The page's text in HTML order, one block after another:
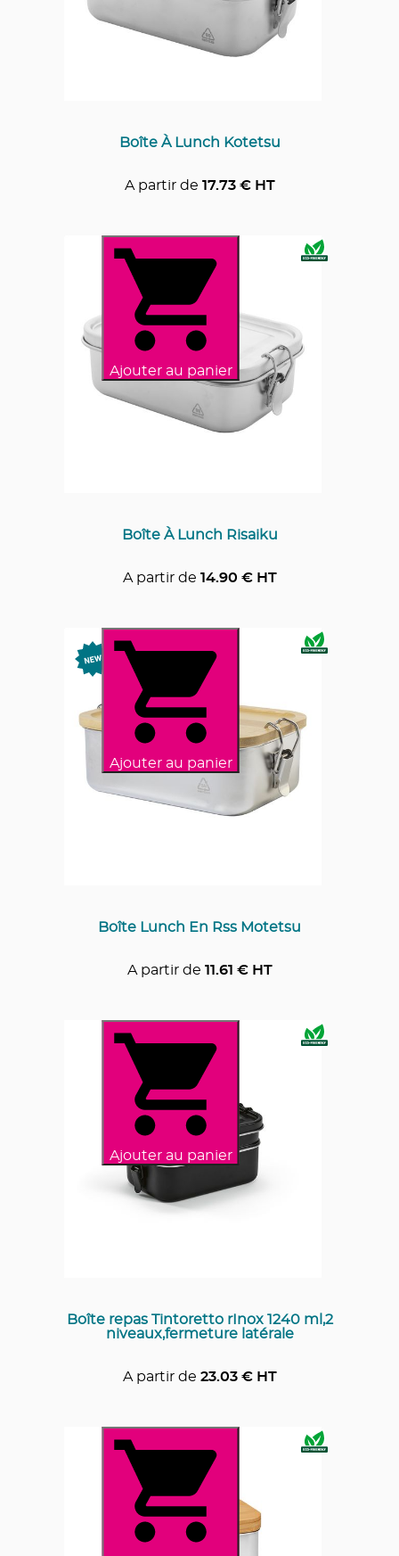
Boîte À Lunch Kotetsu
A partir de 17.73€ HT
Ajouter au panier
Boîte À Lunch Risaiku
A partir de 14.90 € HT
Ajouter au panier
Boîte Lunch En Rss Motetsu
A partir de 11.61 € HT
Ajouter au panier
Boîte repas Tintoretto rInox 1240 ml,2
niveaux,fermeture latérale
A partir de 23.03€ HT